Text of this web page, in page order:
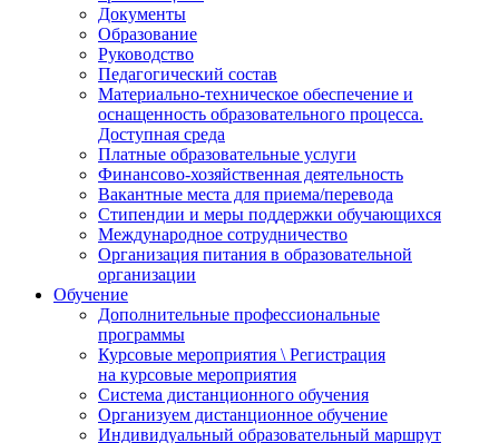
Документы
Образование
Руководство
Педагогический состав
Материально-техническое обеспечение и
оснащенность образовательного процесса.
Доступная среда
Платные образовательные услуги
Финансово-хозяйственная деятельность
Вакантные места для приема/перевода
Стипендии и меры поддержки обучающихся
Международное сотрудничество
Организация питания в образовательной
организации
Обучение
Дополнительные профессиональные
программы
Курсовые мероприятия \ Регистрация
на курсовые мероприятия
Система дистанционного обучения
Организуем дистанционное обучение
Индивидуальный образовательный маршрут